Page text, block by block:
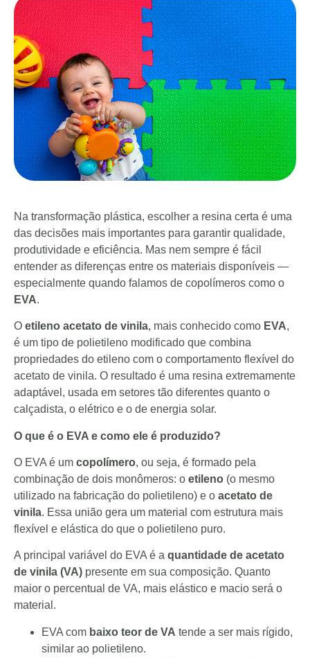
Na transformação plástica, escolher a resina certa é uma
das decisões mais importantes para garantir qualidade,
produtividade e eficiência. Mas nem sempre é fácil
entender as diferenças entre os materiais disponíveis —
especialmente quando falamos de copolímeros como o
EVA.
O etileno acetato de vinila, mais conhecido como EVA,
é um tipo de polietileno modificado que combina
propriedades do etileno com o comportamento flexível do
acetato de vinila. O resultado é uma resina extremamente
adaptável, usada em setores tão diferentes quanto o
calçadista, o elétrico e o de energia solar.
O que é o EVA e como ele é produzido?
O EVA é um copolímero, ou seja, é formado pela
combinação de dois monômeros: o etileno (o mesmo
utilizado na fabricação do polietileno) e o acetato de
vinila. Essa união gera um material com estrutura mais
flexível e elástica do que o polietileno puro.
A principal variável do EVA é a quantidade de acetato
de vinila (VA) presente em sua composição. Quanto
maior o percentual de VA, mais elástico e macio será o
material.
EVA com baixo teor de VA tende a ser mais rígido,
similar ao polietileno.